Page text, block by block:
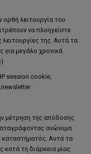
ορθή λειτουργία του
να πλοηγείστε
λειτουργίες της. Αυτά τα
για μεγάλο χρονικά
session cookie,
μέτρηση της απόδοσης
ανώνυμα
καταστήματός. Αυτά τα
τη διάρκεια μίας